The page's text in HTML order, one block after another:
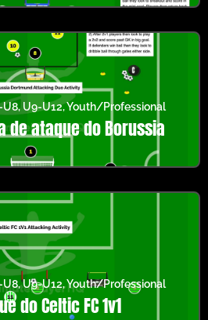
U8,U9-U12,Youth/Professional
de ataque do Borussia
U8,U9-U12,Youth/Professional
do Celtic FC 1v1